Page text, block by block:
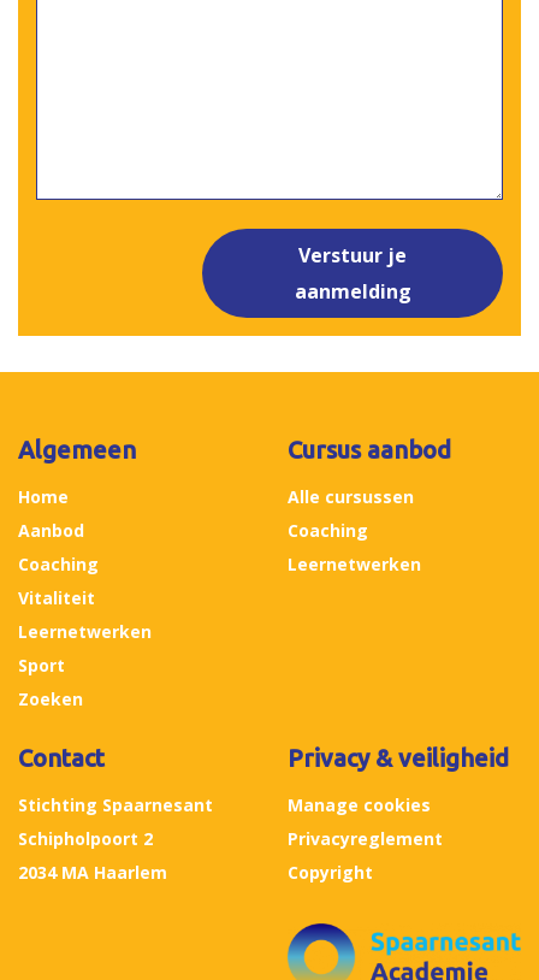
Verstuur je
aanmelding
Algemeen
Home
Aanbod
Coaching
Vitaliteit
Leernetwerken
Sport
Zoeken
Cursus aanbod
Alle cursussen
Coaching
Leernetwerken
Contact
Stichting Spaarnesant
Schipholpoort 2
2034 MA Haarlem
Privacy & veiligheid
Manage cookies
Privacyreglement
Copyright